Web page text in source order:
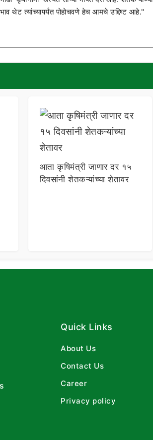
थेट त्यांच्यापर्यंत पोहोचवणे हेच आमचे उद्दिष्ट आहे."
आता कृषिमंत्री जाणार दर १५
दिवसांनी शेतकऱ्यांच्या शेतावर
Quick Links
About Us
Contact Us
Career
Privacy policy